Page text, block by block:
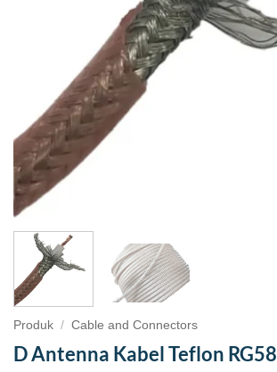
Produk / Cable and Connectors
D Antenna Kabel Teflon RG58